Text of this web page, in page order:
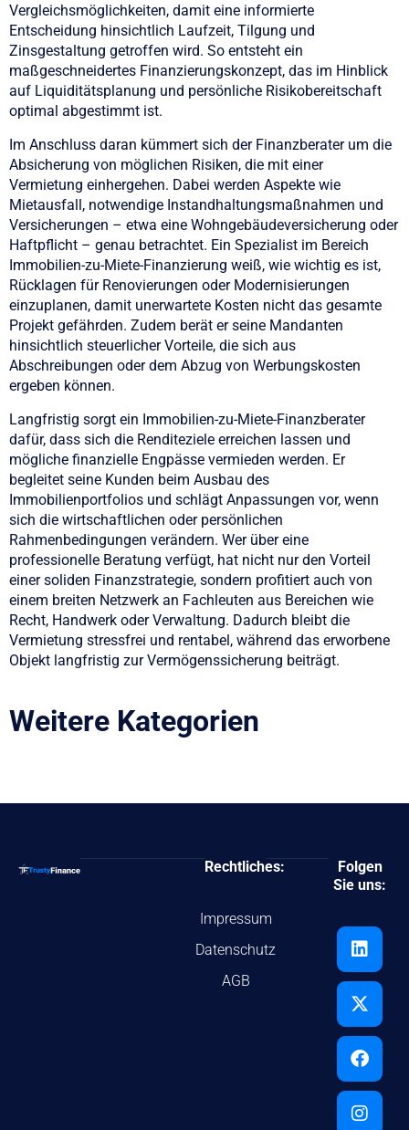
Vergleichsmöglichkeiten, damit eine informierte
Entscheidung hinsichtlich Laufzeit, Tilgung und
Zinsgestaltung getroffen wird. So entsteht ein
maßgeschneidertes Finanzierungskonzept, das im Hinblick
auf Liquiditätsplanung und persönliche Risikobereitschaft
optimal abgestimmt ist.
Im Anschluss daran kümmert sich der Finanzberater um die
Absicherung von möglichen Risiken, die mit einer
Vermietung einhergehen. Dabei werden Aspekte wie
Mietausfall, notwendige Instandhaltungsmaßnahmen und
Versicherungen – etwa eine Wohngebäudeversicherung oder
Haftpflicht – genau betrachtet. Ein Spezialist im Bereich
Immobilien-zu-Miete-Finanzierung weiß, wie wichtig es ist,
Rücklagen für Renovierungen oder Modernisierungen
einzuplanen, damit unerwartete Kosten nicht das gesamte
Projekt gefährden. Zudem berät er seine Mandanten
hinsichtlich steuerlicher Vorteile, die sich aus
Abschreibungen oder dem Abzug von Werbungskosten
ergeben können.
Langfristig sorgt ein Immobilien-zu-Miete-Finanzberater
dafür, dass sich die Renditeziele erreichen lassen und
mögliche finanzielle Engpässe vermieden werden. Er
begleitet seine Kunden beim Ausbau des
Immobilienportfolios und schlägt Anpassungen vor, wenn
sich die wirtschaftlichen oder persönlichen
Rahmenbedingungen verändern. Wer über eine
professionelle Beratung verfügt, hat nicht nur den Vorteil
einer soliden Finanzstrategie, sondern profitiert auch von
einem breiten Netzwerk an Fachleuten aus Bereichen wie
Recht, Handwerk oder Verwaltung. Dadurch bleibt die
Vermietung stressfrei und rentabel, während das erworbene
Objekt langfristig zur Vermögenssicherung beiträgt.
Weitere Kategorien
Rechtliches:
Impressum
Datenschutz
AGB
Folgen
Sie uns: